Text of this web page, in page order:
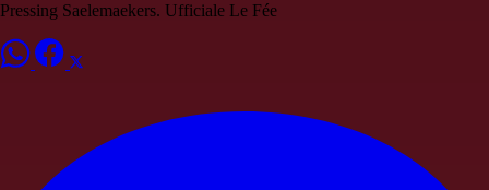
Pressing Saelemaekers. Ufficiale Le Fée